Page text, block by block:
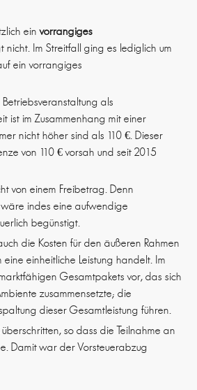
einvorrangiges
nicht. Im Streitfall ging es lediglich um
ein vorrangiges
als
ist im Zusammenhang mit einer
nicht höher sind als 110 €. Dieser
von 110 € vorsah und seit 2015
von einem Freibetrag. Denn
indes eine aufwendige
begünstigt.
die Kosten für den äußeren Rahmen
einheitliche Leistung handelt. Im
Gesamtpakets vor, das sich
zusammensetzte; die
dieser Gesamtleistung führen.
so dass die Teilnahme an
Damit war der Vorsteuerabzug